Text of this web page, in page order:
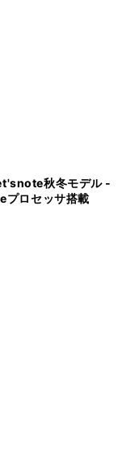
秋冬モデル -
ロセッサ搭載